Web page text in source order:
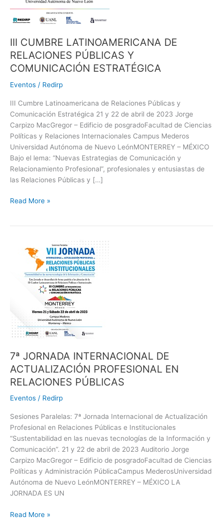
III CUMBRE LATINOAMERICANA DE
RELACIONES PÚBLICAS Y
COMUNICACIÓN ESTRATÉGICA
Eventos / Redirp
III Cumbre Latinoamericana de Relaciones Públicas y
Comunicación Estratégica 21 y 22 de abril de 2023 Jorge
Carpizo MacGregor – Edificio de posgradoFacultad de Ciencias
Políticas y Relaciones Internacionales Campus Mederos
Universidad Autónoma de Nuevo LeónMONTERREY – MÉXICO
Bajo el lema: “Nuevas Estrategias de Comunicación y
Relacionamiento Profesional”, profesionales y entusiastas de
las Relaciones Públicas y […]
COMUNICACIÓN
ESTRATÉGICA
Read More »
7ª JORNADA INTERNACIONAL DE
ACTUALIZACIÓN PROFESIONAL EN
RELACIONES PÚBLICAS
Eventos / Redirp
Sesiones Paralelas: 7ª Jornada Internacional de Actualización
Profesional en Relaciones Públicas e Institucionales
“Sustentabilidad en las nuevas tecnologías de la Información y
Comunicación”. 21 y 22 de abril de 2023 Auditorio Jorge
Carpizo MacGregor – Edificio de posgradoFacultad de Ciencias
Políticas y Administración PúblicaCampus MederosUniversidad
Autónoma de Nuevo LeónMONTERREY – MÉXICO LA
JORNADA ES UN
JORNADA
INTERNACIONAL
ACTUALIZACIÓN
PROFESIONAL
RELACIONES
PÚBLICAS
Read More »